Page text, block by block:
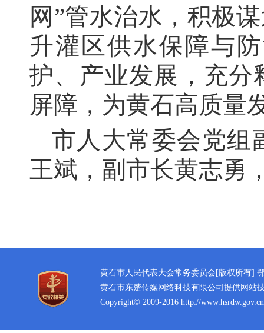
网”管水治水，积极
升灌区供水保障与
护、产业发展，充分
屏障，为黄石高质量
市人大常委会党组
王斌，副市长黄志勇
黄石市人民代表大会常务委员会[版权所有]
黄石市东楚传媒网络科技有限公司提供网站
Copyright© 2009-2016 http://